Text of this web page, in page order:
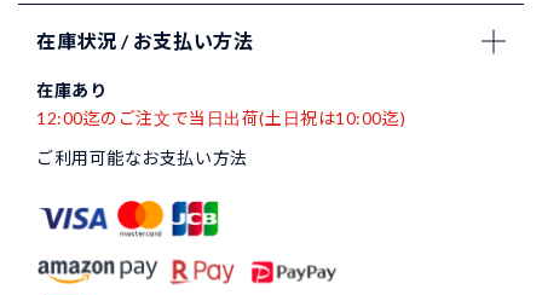
在庫状況 / お支払い方法
在庫あり
12:00迄のご注文で当日出荷(土日祝は10:00迄)
ご利用可能なお支払い方法